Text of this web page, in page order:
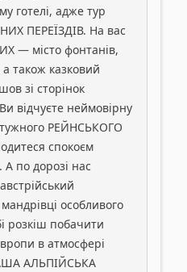
готелі, адже тур
ПЕРЕЇЗДІВ. На вас
— місто фонтанів,
також казковий
зі сторінок
відчуєте неймовірну
РЕЙНСЬКОГО
спокоєм
по дорозі нас
особливого
розкіш побачити
в атмосфері
АЛЬПІЙСЬКА